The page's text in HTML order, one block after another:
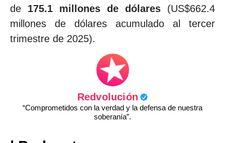
de 175.1 millones de dólares (US$662.4
millones de dólares acumulado al tercer
trimestre de 2025).
Redvolución
“Comprometidos con la verdad y la defensa de nuestra
soberanía”.